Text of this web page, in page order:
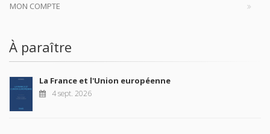
MON COMPTE
À paraître
La France et l'Union européenne
4 sept. 2026